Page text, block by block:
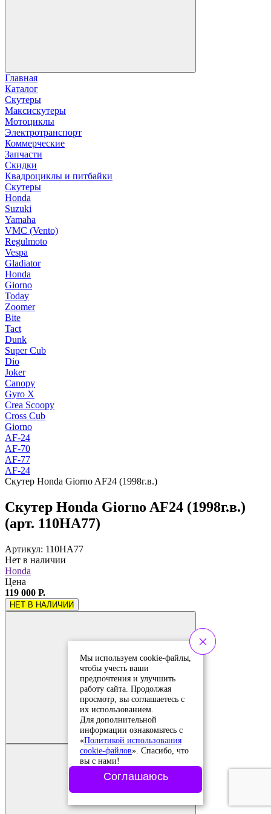
Главная
Каталог
Скутеры
Максискутеры
Мотоциклы
Электротранспорт
Коммерческие
Запчасти
Скидки
Квадроциклы и питбайки
Скутеры
Honda
Suzuki
Yamaha
VMC (Vento)
Regulmoto
Vespa
Gladiator
Honda
Giorno
Today
Zoomer
Bite
Tact
Dunk
Super Cub
Dio
Joker
Canopy
Gyro X
Crea Scoopy
Cross Cub
Giorno
AF-24
AF-70
AF-77
AF-24
Скутер Honda Giorno AF24 (1998г.в.)
Скутер Honda Giorno AF24 (1998г.в.)
(арт. 110HA77)
Артикул: 110HA77
Нет в наличии
Honda
Цена
119 000 Р.
НЕТ В НАЛИЧИИ
Добавить в
сравнение
Добавлено в
сравнение
Мы используем cookie-файлы,
чтобы учесть ваши
предпочтения и улучшить
работу сайта. Продолжая
просмотр, вы соглашаетесь с
их использованием.
Для дополнительной
информации ознакомьтесь с
«Политикой использования
cookie-файлов». Спасибо, что
вы с нами!
Соглашаюсь